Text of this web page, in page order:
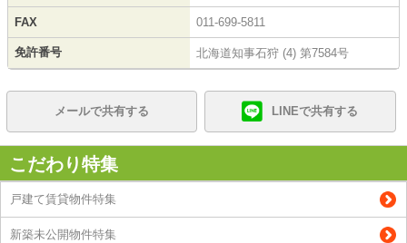
FAX 011-699-5811
免許番号 北海道知事石狩 (4) 第7584号
メールで共有する LINEで共有する
こだわり特集
戸建て賃貸物件特集
新築未公開物件特集